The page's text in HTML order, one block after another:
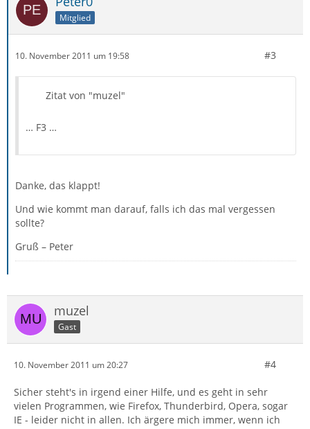
Mitglied
10. November 2011 um 19:58 #3
Zitat von "muzel"
… F3 …
Danke, das klappt!
Und wie kommt man darauf, falls ich das mal vergessen
sollte?
Gruß – Peter
muzel
Gast
10. November 2011 um 20:27 #4
Sicher steht's in irgend einer Hilfe, und es geht in sehr
vielen Programmen, wie Firefox, Thunderbird, Opera, sogar
IE - leider nicht in allen. Ich ärgere mich immer, wenn ich